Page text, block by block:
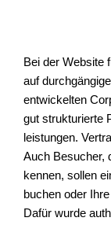
Bei der Website
auf
entwickelten
gut strukturierte
leistungen.
Auch Besucher,
kennen, sollen
buchen oder
Dafür wurde